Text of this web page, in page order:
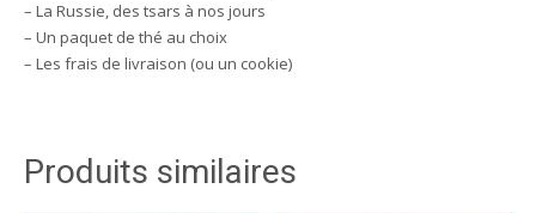
– La Russie, des tsars à nos jours
– Un paquet de thé au choix
– Les frais de livraison (ou un cookie)
Produits similaires